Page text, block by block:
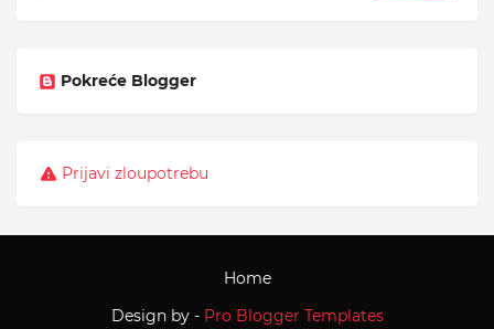
Pokreće Blogger
Prijavi zloupotrebu
Design by - Pro Blogger Templates
Home